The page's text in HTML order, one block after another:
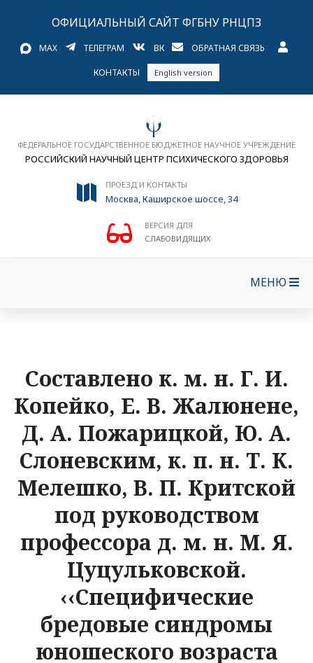
ОФИЦИАЛЬНЫЙ САЙТ ФГБНУ РНЦПЗ
MAX ТЕЛЕГРАМ ВК ОБРАТНАЯ СВЯЗЬ
КОНТАКТЫ English version
ФЕДЕРАЛЬНОЕ ГОСУДАРСТВЕННОЕ БЮДЖЕТНОЕ НАУЧНОЕ УЧРЕЖДЕНИЕ
РОССИЙСКИЙ НАУЧНЫЙ ЦЕНТР ПСИХИЧЕСКОГО ЗДОРОВЬЯ
ПРОЕЗД И КОНТАКТЫ
Москва, Каширское шоссе, 34
ВЕРСИЯ ДЛЯ
СЛАБОВИДЯЩИХ
МЕНЮ
Cоставлено к. м. н. Г. И.
Копейко, Е. В. Жалюнене,
Д. А. Пожарицкой, Ю. А.
Слоневским, к. п. н. Т. К.
Мелешко, В. П. Критской
под руководством
профессора д. м. н. М. Я.
Цуцульковской.
‹‹Специфические
бредовые синдромы
юношеского возраста